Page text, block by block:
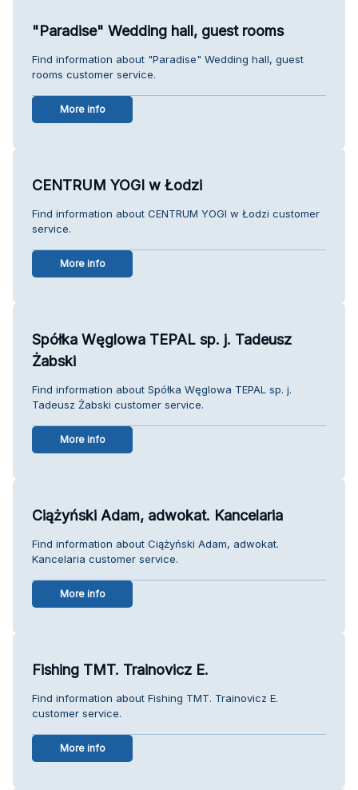
"Paradise" Wedding hall, guest rooms
Find information about "Paradise" Wedding hall, guest
rooms customer service.
More info
CENTRUM YOGI w Łodzi
Find information about CENTRUM YOGI w Łodzi customer
service.
More info
Spółka Węglowa TEPAL sp. j. Tadeusz
Żabski
Find information about Spółka Węglowa TEPAL sp. j.
Tadeusz Żabski customer service.
More info
Ciążyński Adam, adwokat. Kancelaria
Find information about Ciążyński Adam, adwokat.
Kancelaria customer service.
More info
Fishing TMT. Trainovicz E.
Find information about Fishing TMT. Trainovicz E.
customer service.
More info